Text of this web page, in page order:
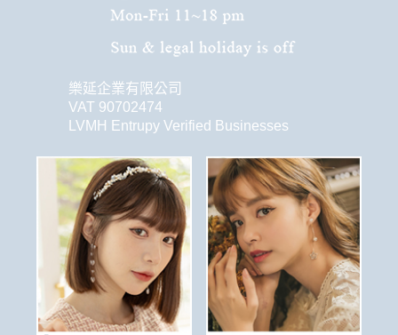
樂延企業有限公司
VAT 90702474
LVMH Entrupy Verified Businesses